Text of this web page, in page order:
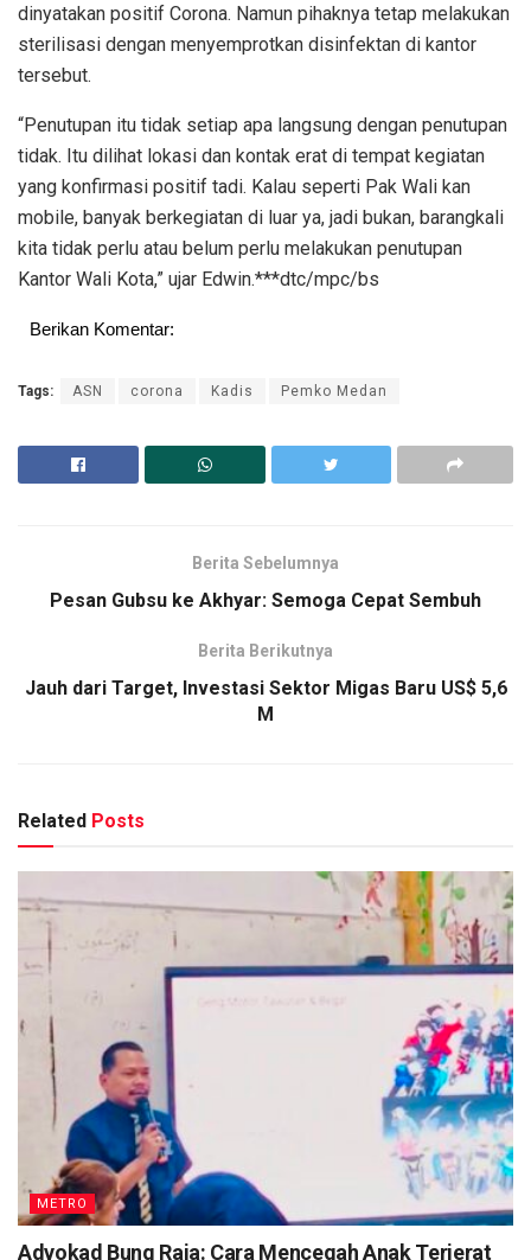
dinyatakan positif Corona. Namun pihaknya tetap melakukan
sterilisasi dengan menyemprotkan disinfektan di kantor
tersebut.
“Penutupan itu tidak setiap apa langsung dengan penutupan
tidak. Itu dilihat lokasi dan kontak erat di tempat kegiatan
yang konfirmasi positif tadi. Kalau seperti Pak Wali kan
mobile, banyak berkegiatan di luar ya, jadi bukan, barangkali
kita tidak perlu atau belum perlu melakukan penutupan
Kantor Wali Kota,” ujar Edwin.***dtc/mpc/bs
Berikan Komentar:
Tags: ASN corona Kadis Pemko Medan
Berita Sebelumnya
Pesan Gubsu ke Akhyar: Semoga Cepat Sembuh
Berita Berikutnya
Jauh dari Target, Investasi Sektor Migas Baru US$ 5,6
M
Related Posts
METRO
Advokad Bung Raja: Cara Mencegah Anak Terjerat